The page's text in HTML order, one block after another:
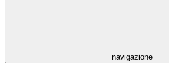
navigazione